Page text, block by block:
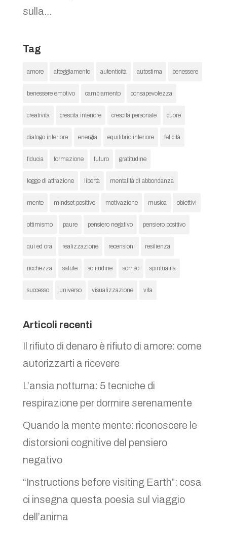
sulla...
Tag
amore atteggiamento autenticità autostima benessere
benessere emotivo cambiamento consapevolezza
creatività crescita interiore crescita personale cuore
dialogo interiore energia equilibrio interiore felicità
fiducia formazione futuro gratitudine
legge di attrazione libertà mentalità di abbondanza
mente mindset positivo motivazione musica obiettivi
ottimismo paure pensiero negativo pensiero positivo
qui ed ora realizzazione recensioni resilienza
ricchezza salute solitudine sorriso spiritualità
successo universo visualizzazione vita
Articoli recenti
Il rifiuto di denaro è rifiuto di amore: come
autorizzarti a ricevere
L’ansia notturna: 5 tecniche di
respirazione per dormire serenamente
Quando la mente mente: riconoscere le
distorsioni cognitive del pensiero
negativo
“Instructions before visiting Earth”: cosa
ci insegna questa poesia sul viaggio
dell’anima